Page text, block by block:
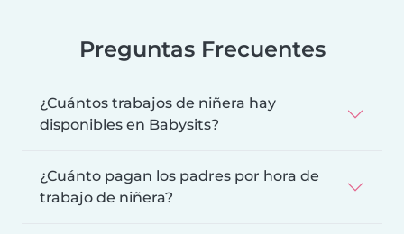
Preguntas Frecuentes
¿Cuántos trabajos de niñera hay
disponibles en Babysits?
¿Cuánto pagan los padres por hora de
trabajo de niñera?